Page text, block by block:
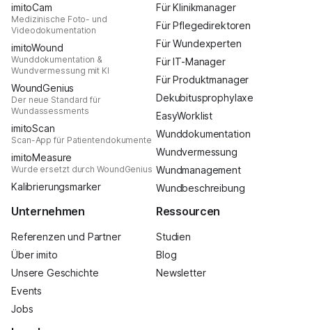
imitoCam
Medizinische Foto- und
Videodokumentation
imitoWound
Wunddokumentation &
Wundvermessung mit KI
WoundGenius
Der neue Standard für
Wundassessments
imitoScan
Scan-App für Patientendokumente
imitoMeasure
Wurde ersetzt durch WoundGenius
Kalibrierungsmarker
Für Klinikmanager
Für Pflegedirektoren
Für Wundexperten
Für IT-Manager
Für Produktmanager
Dekubitusprophylaxe
EasyWorklist
Wunddokumentation
Wundvermessung
Wundmanagement
Wundbeschreibung
Unternehmen
Referenzen und Partner
Über imito
Unsere Geschichte
Events
Jobs
Ressourcen
Studien
Blog
Newsletter